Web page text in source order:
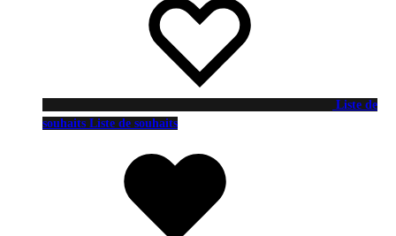
Liste de
souhaits Liste de souhaits